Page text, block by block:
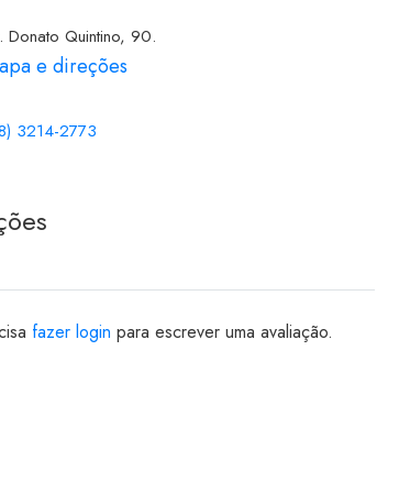
Donato Quintino, 90.
e direções
3214-2773
fazer login para escrever uma avaliação.